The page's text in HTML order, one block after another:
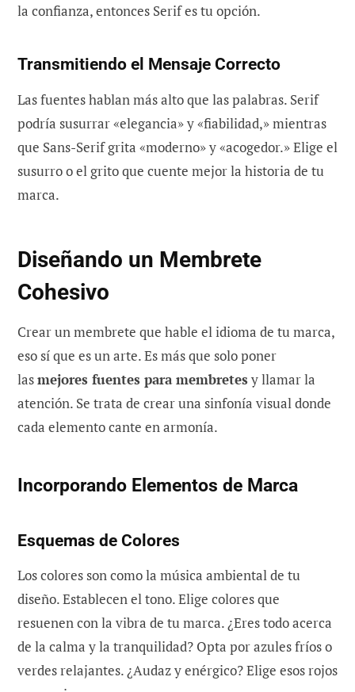
la confianza, entonces Serif es tu opción.
Transmitiendo el Mensaje Correcto
Las fuentes hablan más alto que las palabras. Serif
podría susurrar «elegancia» y «fiabilidad,» mientras
que Sans-Serif grita «moderno» y «acogedor.» Elige el
susurro o el grito que cuente mejor la historia de tu
marca.
Diseñando un Membrete
Cohesivo
Crear un membrete que hable el idioma de tu marca,
eso sí que es un arte. Es más que solo poner
lasmejores fuentes para membretes y llamar la
atención. Se trata de crear una sinfonía visual donde
cada elemento cante en armonía.
Incorporando Elementos de Marca
Esquemas de Colores
Los colores son como la música ambiental de tu
diseño. Establecen el tono. Elige colores que
resuenen con la vibra de tu marca. ¿Eres todo acerca
de la calma y la tranquilidad? Opta por azules fríos o
verdes relajantes. ¿Audaz y enérgico? Elige esos rojos